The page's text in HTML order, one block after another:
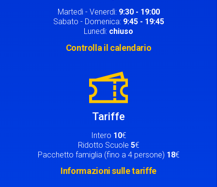
Martedì - Venerdì: 9:30 - 19:00
Sabato - Domenica: 9:45 - 19:45
Lunedì: chiuso
Controlla il calendario
Tariffe
Intero 10€
Ridotto Scuole 5€
Pacchetto famiglia (fino a 4 persone) 18€
Informazioni sulle tariffe